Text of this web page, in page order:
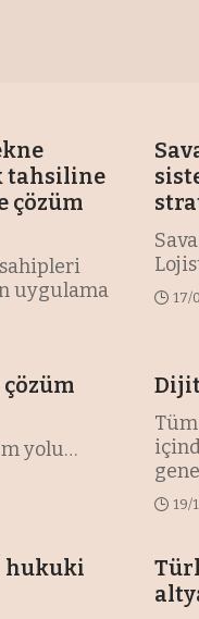
tahsiline
çözüm
uygulama
17/
yolu…
Tüm
19/
hukuki